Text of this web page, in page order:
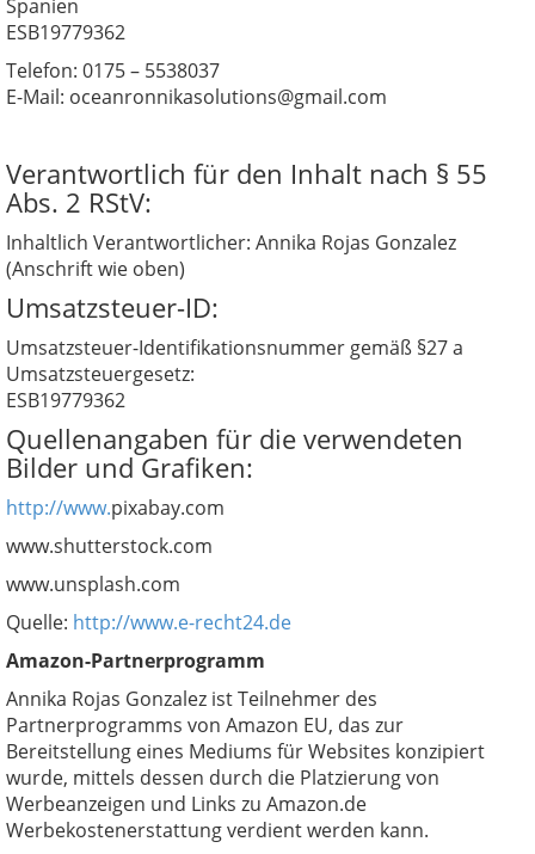
Spanien
ESB19779362
Telefon: 0175 – 5538037
E-Mail: oceanronnikasolutions@gmail.com
Verantwortlich für den Inhalt nach § 55
Abs. 2 RStV:
Inhaltlich Verantwortlicher: Annika Rojas Gonzalez
(Anschrift wie oben)
Umsatzsteuer-ID:
Umsatzsteuer-Identifikationsnummer gemäß §27 a
Umsatzsteuergesetz:
ESB19779362
Quellenangaben für die verwendeten
Bilder und Grafiken:
http://www.pixabay.com
www.shutterstock.com
www.unsplash.com
Quelle: http://www.e-recht24.de
Amazon-Partnerprogramm
Annika Rojas Gonzalez ist Teilnehmer des
Partnerprogramms von Amazon EU, das zur
Bereitstellung eines Mediums für Websites konzipiert
wurde, mittels dessen durch die Platzierung von
Werbeanzeigen und Links zu Amazon.de
Werbekostenerstattung verdient werden kann.